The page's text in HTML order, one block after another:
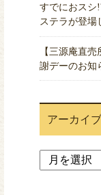
すでにおスシ
ステラが登場
【三源庵直
謝デーのお知
アーカイブ
ア
ー